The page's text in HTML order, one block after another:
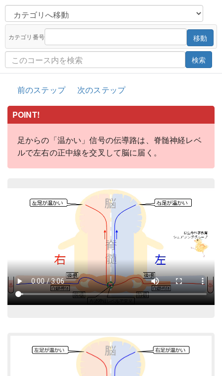
カテゴリ番号 移動
検索
前のステップ 次のステップ
POINT!
足からの「温かい」信号の伝導路は、脊髄神経レベ
ルで左右の正中線を交叉して脳に届く。